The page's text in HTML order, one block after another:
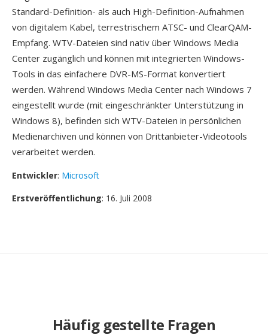
Standard-Definition- als auch High-Definition-Aufnahmen
von digitalem Kabel, terrestrischem ATSC- und ClearQAM-
Empfang. WTV-Dateien sind nativ über Windows Media
Center zugänglich und können mit integrierten Windows-
Tools in das einfachere DVR-MS-Format konvertiert
werden. Während Windows Media Center nach Windows 7
eingestellt wurde (mit eingeschränkter Unterstützung in
Windows 8), befinden sich WTV-Dateien in persönlichen
Medienarchiven und können von Drittanbieter-Videotools
verarbeitet werden.
Entwickler: Microsoft
Erstveröffentlichung: 16. Juli 2008
Häufig gestellte Fragen